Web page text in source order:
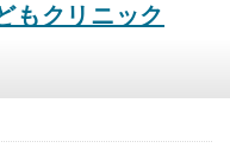
もクリニック